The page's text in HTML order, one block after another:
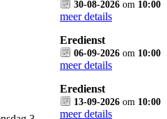
30-08-2026 om 10:00
meer details
Eredienst
06-09-2026 om 10:00
meer details
Eredienst
13-09-2026 om 10:00
meer details